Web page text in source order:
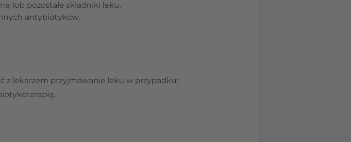
lub pozostałe składniki leku,
antybiotyków,
z lekarzem przyjmowanie leku w przypadku: